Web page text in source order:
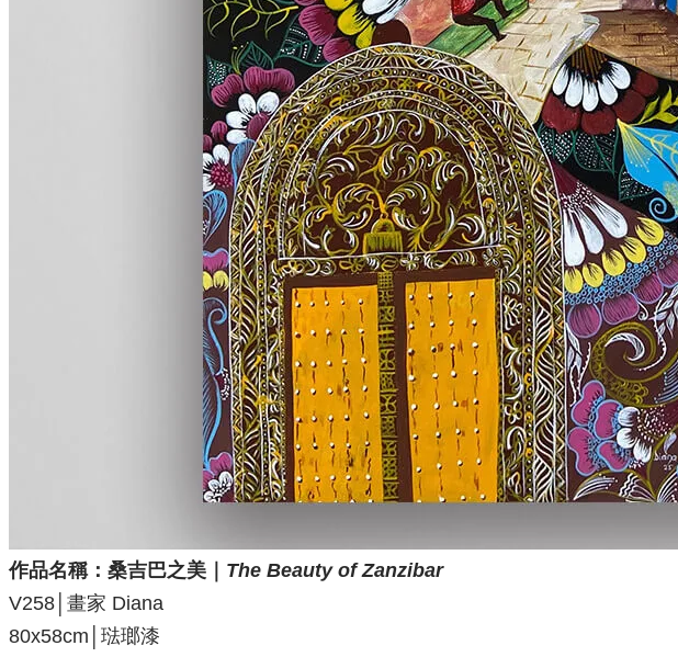
作品名稱： 桑吉巴之美｜ The Beauty of Zanzibar
V258│畫家 Diana
80x58cm│琺瑯漆